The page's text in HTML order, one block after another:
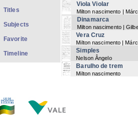
Viola Violar
Milton nascimento |
Dinamarca
Milton nascimento |
Vera Cruz
Milton nascimento |
Simples
Nelson Ângelo
Barulho de trem
Milton nascimento
Titles
Subjects
Favorite
Timeline